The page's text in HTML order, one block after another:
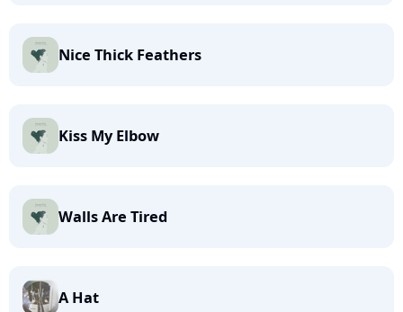
Nice Thick Feathers
Kiss My Elbow
Walls Are Tired
A Hat